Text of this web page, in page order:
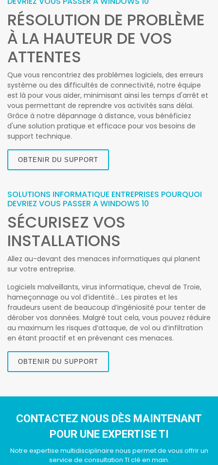
RÉSOLUTION DE PROBLÈME
À LA HAUTEUR DE VOS
ATTENTES
Que vous rencontriez des problèmes logiciels, des erreurs
système ou des difficultés de connectivité, notre équipe
est là pour vous aider, minimisant ainsi les temps d'arrêt et
vous permettant de reprendre vos activités sans délai.
Grâce à notre dépannage à distance, vous bénéficiez
d'une solution pratique et efficace pour vos besoins de
support technique.
OBTENIR DU SUPPORT
SOLUTIONS INFORMATIQUE ENTREPRISES POURQUOI
DEVRIEZ VOUS PASSER A WINDOWS 10
SÉCURISEZ VOS
INSTALLATIONS
Allez au-devant des menaces informatiques qui planent
sur votre entreprise.
Logiciels malveillants, virus informatique, cheval de Troie,
hameçonnage ou vol d’identité… Les pirates et les
fraudeurs usent de beaucoup d’ingéniosité pour tenter de
dérober vos données. Malgré tout cela, vous pouvez réduire
au maximum les risques d’attaque, de vol ou d’infiltration
en étant proactif et en prévenant ces menaces.
OBTENIR DU SUPPORT
CONTACTEZ NOUS DÈS MAINTENANT
POUR UNE EXPERTISE TI
Notre expertise multidisciplinaire nous permet de vous offrir un
service de consultation TI clé en main.